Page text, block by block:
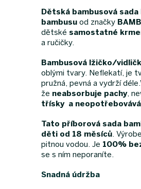
Dětská bambusová
bambusu od značky
dětské samostatné
a ručičky.
Bambusová lžičko/
oblými tvary. Neflekatí, je
pružná, pevná a vydrží
že neabsorbuje pachy,
třísky a
Tato příborová sada
děti od 18 měsíců .
pitnou vodou. Je 100%
se s ním neporaníte.
Snadná údržba